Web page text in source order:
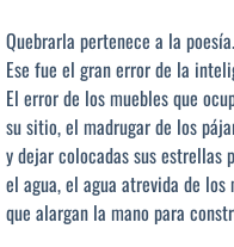
Quebrarla pertenece a la poesía.
Ese fue el gran error de la
El error de los muebles que
su sitio, el madrugar de los
y dejar colocadas sus estrellas
el agua, el agua atrevida de los
que alargan la mano para